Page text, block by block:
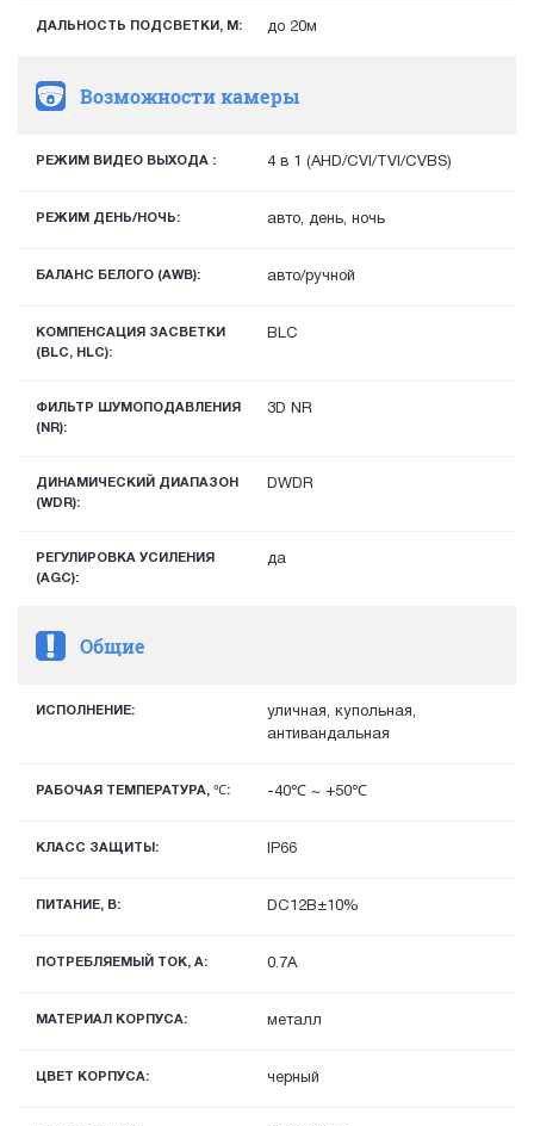
ДАЛЬНОСТЬ ПОДСВЕТКИ, М: до 20м
Возможности камеры
РЕЖИМ ВИДЕО ВЫХОДА : 4 в 1 (AHD/CVI/TVI/CVBS)
РЕЖИМ ДЕНЬ/НОЧЬ: авто, день, ночь
БАЛАНС БЕЛОГО (AWB): авто/ручной
КОМПЕНСАЦИЯ ЗАСВЕТКИ
(BLC, HLC):
BLC
ФИЛЬТР ШУМОПОДАВЛЕНИЯ
(NR):
3D NR
ДИНАМИЧЕСКИЙ ДИАПАЗОН
(WDR):
DWDR
РЕГУЛИРОВКА УСИЛЕНИЯ
(AGC):
да
Общие
ИСПОЛНЕНИЕ:
уличная, купольная,
антивандальная
РАБОЧАЯ ТЕМПЕРАТУРА, ℃: -40℃ ~ +50℃
КЛАСС ЗАЩИТЫ: IP66
ПИТАНИЕ, В: DC12В±10%
ПОТРЕБЛЯЕМЫЙ ТОК, А: 0.7А
МАТЕРИАЛ КОРПУСА: металл
ЦВЕТ КОРПУСА: черный